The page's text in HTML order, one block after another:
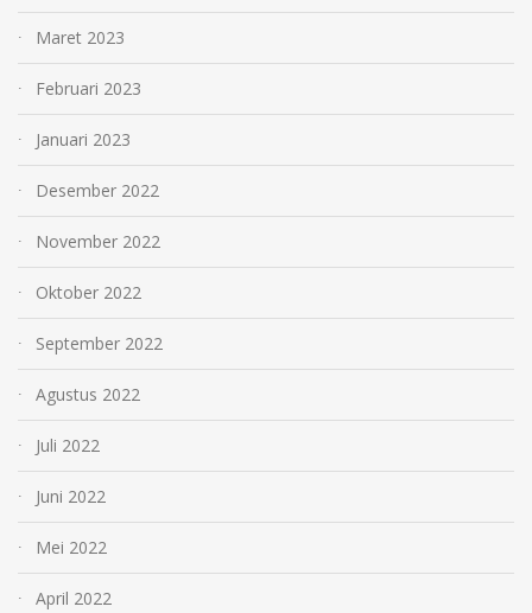
Maret 2023
Februari 2023
Januari 2023
Desember 2022
November 2022
Oktober 2022
September 2022
Agustus 2022
Juli 2022
Juni 2022
Mei 2022
April 2022